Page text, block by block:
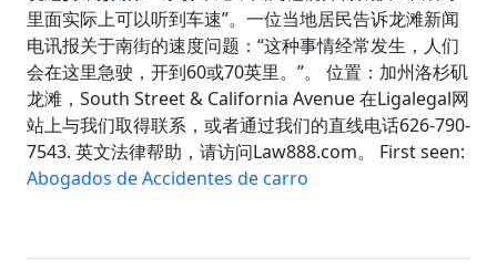
里面实际上可以听到车速”。一位当地居民告诉龙滩新闻
电讯报关于南街的速度问题：“这种事情经常发生，人们
会在这里急驶，开到60或70英里。”。 位置：加州洛杉矶
龙滩，South Street & California Avenue 在Ligalegal网
站上与我们取得联系，或者通过我们的直线电话626-790-
7543. 英文法律帮助，请访问Law888.com。 First seen:
Abogados de Accidentes de carro